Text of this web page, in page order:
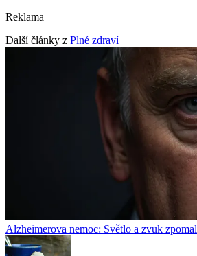
Reklama
Další články z Plné zdraví
Alzheimerova nemoc: Světlo a zvuk